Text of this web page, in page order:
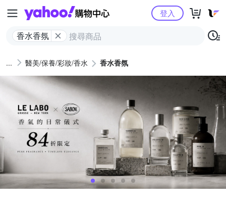
Yahoo購物中心
香水香氛
登入
醫美/保養/彩妝/香水 香水香氛